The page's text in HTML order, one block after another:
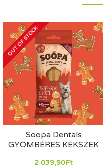
OUT OF STOCK
Soopa Dentals
GYÖMBÉRES KEKSZEK
2 039,90Ft